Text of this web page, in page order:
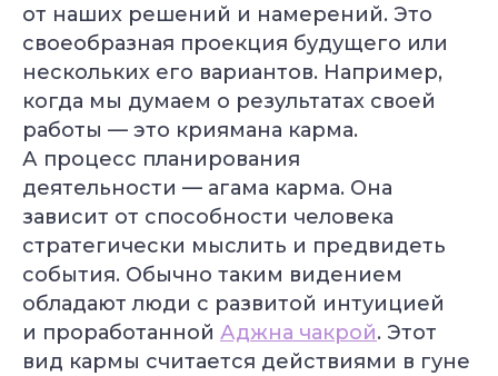
от наших решений и намерений. Это
своеобразная проекция будущего или
нескольких его вариантов. Например,
когда мы думаем о результатах своей
работы — это криямана карма.
А процесс планирования
деятельности — агама карма. Она
зависит от способности человека
стратегически мыслить и предвидеть
события. Обычно таким видением
обладают люди с развитой интуицией
и проработанной Аджна чакрой. Этот
вид кармы считается действиями в гуне